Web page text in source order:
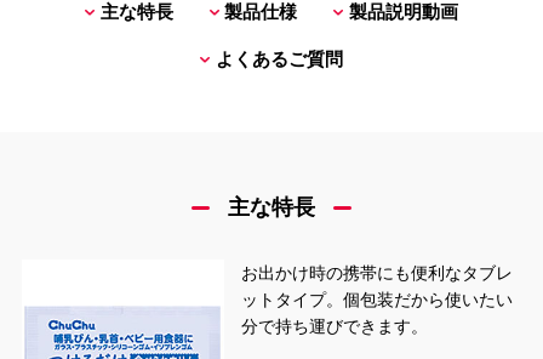
主な特長 製品仕様 製品説明動画
よくあるご質問
主な特長
お出かけ時の携帯にも便利なタブレ
ットタイプ。個包装だから使いたい
分で持ち運びできます。